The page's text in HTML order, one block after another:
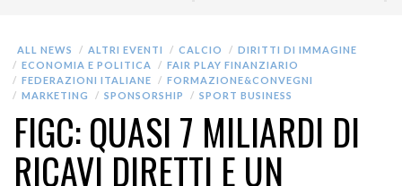
ALL NEWS ALTRI EVENTI CALCIO
DIRITTI DI IMMAGINE
ECONOMIA E POLITICA
FAIR PLAY FINANZIARIO
FEDERAZIONI ITALIANE
FORMAZIONE&CONVEGNI
MARKETING
SPONSORSHIP SPORT BUSINESS
FIGC: QUASI 7 MILIARDI DI
RICAVI DIRETTI E UN